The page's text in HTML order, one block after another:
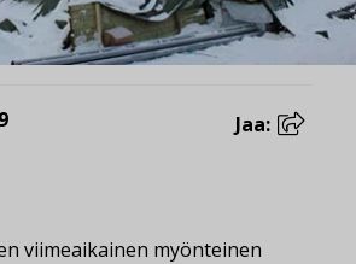
Jaa:
viimeaikainen myönteinen